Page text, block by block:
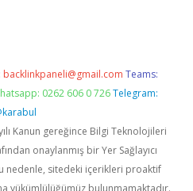
backlinkpaneli@gmail.com Teams:
0262 606 0 726 Telegram:
Kanun gereğince Bilgi Teknolojileri
onaylanmış bir Yer Sağlayıcı
nedenle, sitedeki içerikleri proaktif
yükümlülüğümüz bulunmamaktadır.